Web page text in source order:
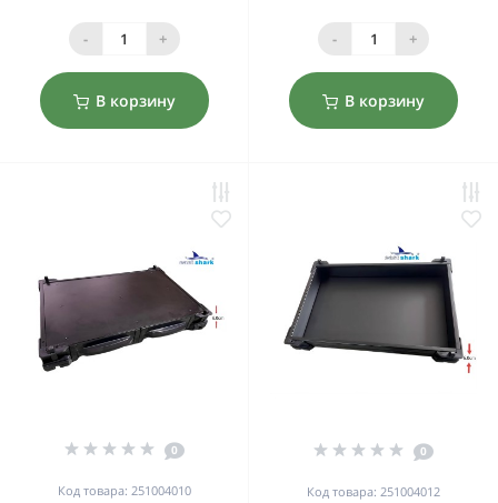
- +
В корзину
- +
В корзину
0
Код товара: 251004010
0
Код товара: 251004012